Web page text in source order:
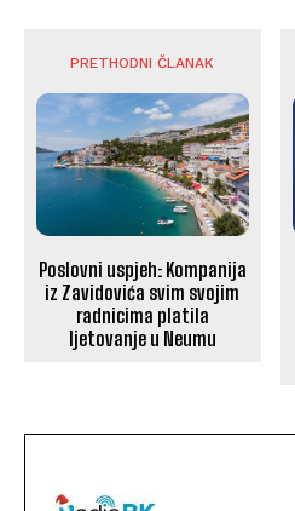
PRETHODNI ČLANAK
Poslovni uspjeh: Kompanija
iz Zavidovića svim svojim
radnicima platila
ljetovanje u Neumu